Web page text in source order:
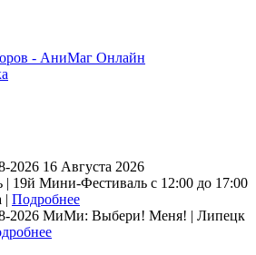
2026 16 Августа 2026
19й Мини-Фестиваль с 12:00 до 17:00
| Подробнее
2026 МиМи: Выбери! Меня! | Липецк